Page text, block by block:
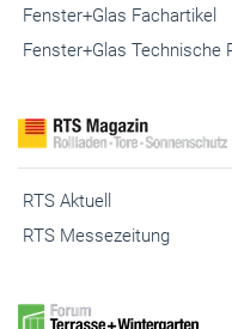
Fenster+Glas Fachartikel
Fenster+Glas Technische
RTS Aktuell
RTS Messezeitung